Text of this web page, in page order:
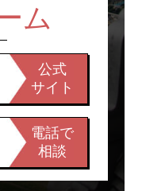
ム
公式
サイト
電話で
相談